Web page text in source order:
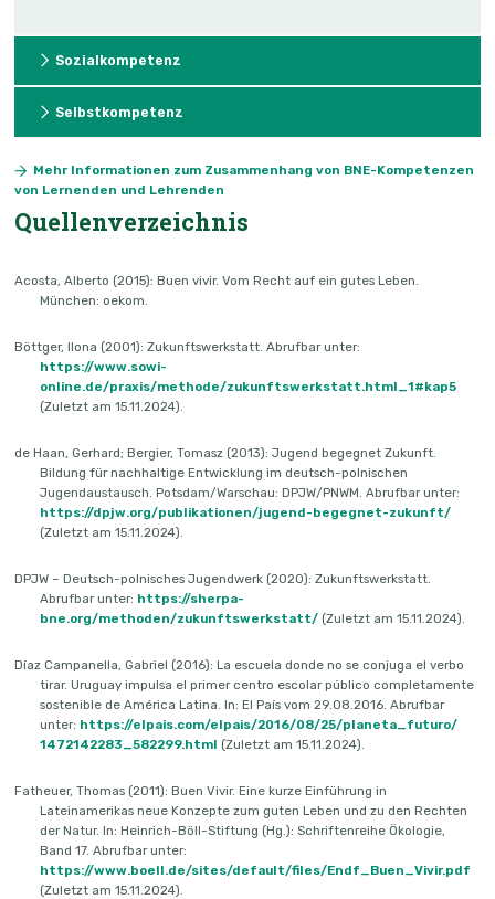
Sozialkompetenz
Selbstkompetenz
Mehr Informationen zum Zusammenhang von BNE-Kompetenzen
von Lernenden und Lehrenden
Quellenverzeichnis
Acosta, Alberto (2015): Buen vivir. Vom Recht auf ein gutes Leben.
München: oekom.
Böttger, Ilona (2001): Zukunftswerkstatt. Abrufbar unter:
https://www.sowi-
online.de/praxis/methode/zukunftswerkstatt.html_1#kap5
(Zuletzt am 15.11.2024).
de Haan, Gerhard; Bergier, Tomasz (2013): Jugend begegnet Zukunft.
Bildung für nachhaltige Entwicklung im deutsch-polnischen
Jugendaustausch. Potsdam/Warschau: DPJW/PNWM. Abrufbar unter:
https://dpjw.org/publikationen/jugend-begegnet-zukunft/
(Zuletzt am 15.11.2024).
DPJW – Deutsch-polnisches Jugendwerk (2020): Zukunftswerkstatt.
Abrufbar unter: https://sherpa-
bne.org/methoden/zukunftswerkstatt/ (Zuletzt am 15.11.2024).
Díaz Campanella, Gabriel (2016): La escuela donde no se conjuga el verbo
tirar. Uruguay impulsa el primer centro escolar público completamente
sostenible de América Latina. In: El País vom 29.08.2016. Abrufbar
unter: https://elpais.com/elpais/2016/08/25/planeta_futuro/
1472142283_582299.html (Zuletzt am 15.11.2024).
Fatheuer, Thomas (2011): Buen Vivir. Eine kurze Einführung in
Lateinamerikas neue Konzepte zum guten Leben und zu den Rechten
der Natur. In: Heinrich-Böll-Stiftung (Hg.): Schriftenreihe Ökologie,
Band 17. Abrufbar unter:
https://www.boell.de/sites/default/files/Endf_Buen_Vivir.pdf
(Zuletzt am 15.11.2024).